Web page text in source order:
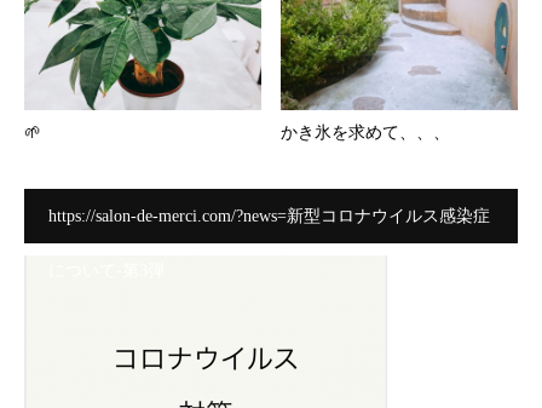
🌱 かき氷を求めて、、、
https://salon-de-merci.com/?news=新型コロナウイルス感染症